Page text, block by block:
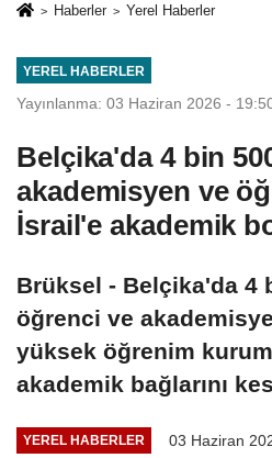
Haberler Yerel Haberler
YEREL HABERLER
Yayınlanma: 03 Haziran 2026 -
Belçika'da 4 bin
akademisyen ve
İsrail'e akademik
Brüksel - Belçika'da 4
öğrenci ve
yüksek öğrenim
akademik bağlarını
YEREL HABERLER 03 Haziran